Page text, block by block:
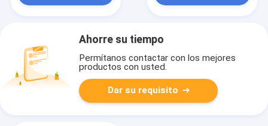
Ahorre su tiempo
Permítanos contactar con los mejores
productos con usted.
Dar su requisito